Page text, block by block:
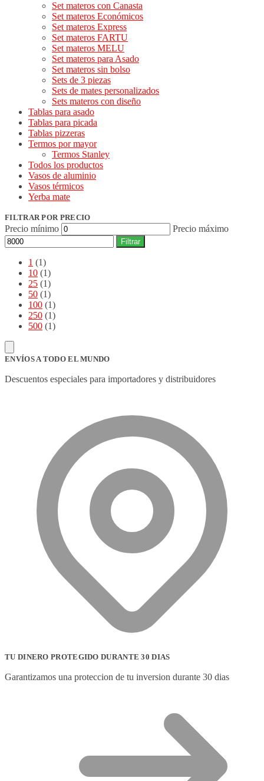
Set materos con Canasta
Set materos Económicos
Set materos Express
Set materos FARTU
Set materos MELU
Set materos para Asado
Set materos sin bolso
Sets de 3 piezas
Sets de mates personalizados
Sets materos con diseño
Tablas para asado
Tablas para picada
Tablas pizzeras
Termos por mayor
Termos Stanley
Todos los productos
Vasos de aluminio
Vasos térmicos
Yerba mate
FILTRAR POR PRECIO
Precio mínimo Precio máximo
Filtrar
1 (1)
10 (1)
25 (1)
50 (1)
100 (1)
250 (1)
500 (1)
ENVÍOS A TODO EL MUNDO
Descuentos especiales para importadores y distribuidores
TU DINERO PROTEGIDO DURANTE 30 DIAS
Garantizamos una proteccion de tu inversion durante 30 dias